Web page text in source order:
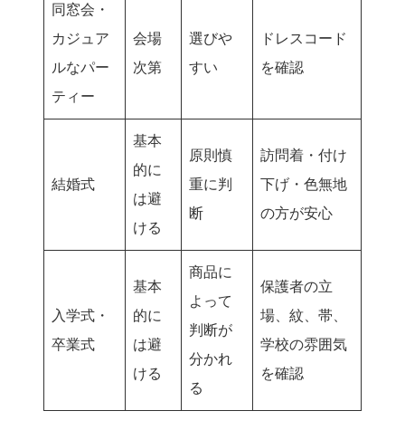
同窓会・
カジュア
ルなパー
ティー
会場
次第
選びや
すい
ドレスコード
を確認
結婚式
基本
的に
は避
ける
原則慎
重に判
断
訪問着・付け
下げ・色無地
の方が安心
入学式・
卒業式
基本
的に
は避
ける
商品に
よって
判断が
分かれ
る
保護者の立
場、紋、帯、
学校の雰囲気
を確認